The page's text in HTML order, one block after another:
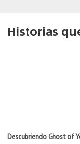
Historias
Descubriendo Ghost of